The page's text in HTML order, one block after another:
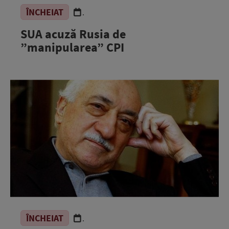
ÎNCHEIAT .
SUA acuză Rusia de
”manipularea” CPI
ÎNCHEIAT .